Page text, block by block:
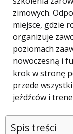
zimowych.
miejsce, gdzie
organizuje
poziomach
nowoczesną i
krok w stronę
przede
jeźdźców i
Spis treści